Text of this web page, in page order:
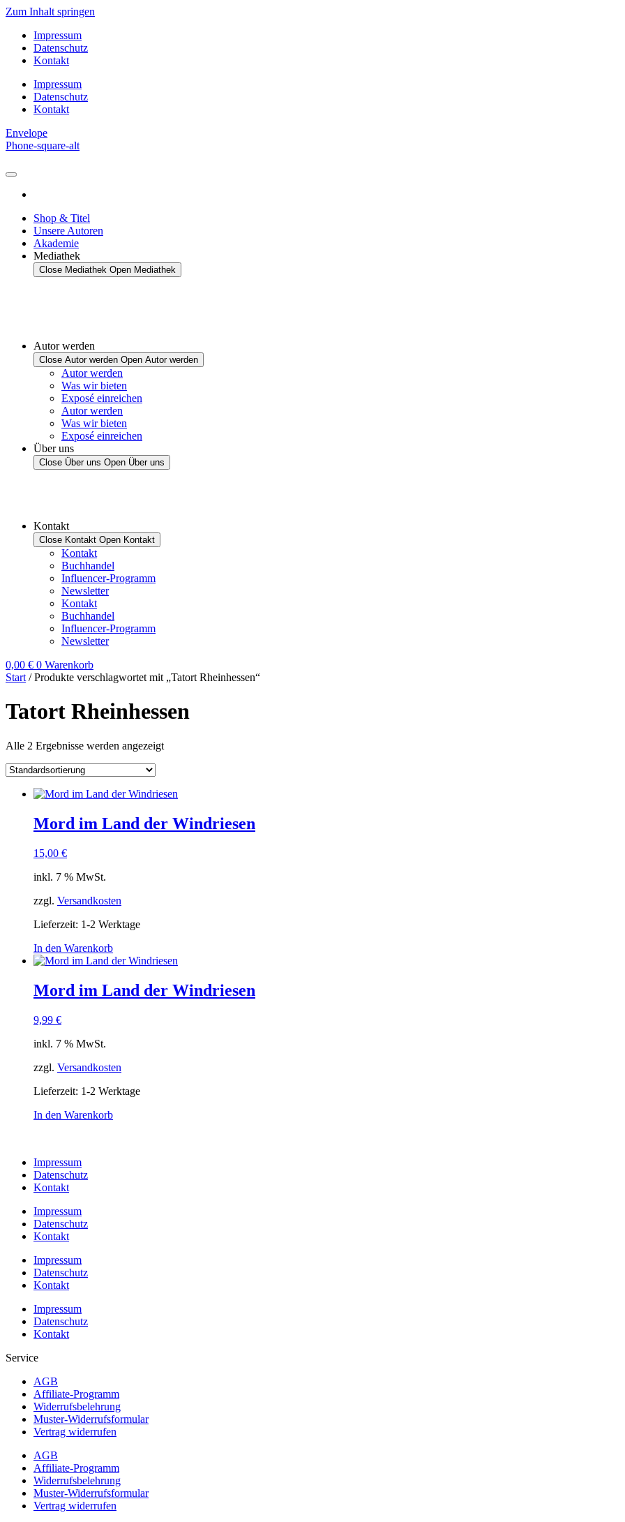
Zum Inhalt springen
Impressum
Datenschutz
Kontakt
Impressum
Datenschutz
Kontakt
Envelope
Phone-square-alt
Shop & Titel
Unsere Autoren
Akademie
Mediathek
Close Mediathek Open Mediathek
Autor werden
Close Autor werden Open Autor werden
Autor werden
Was wir bieten
Exposé einreichen
Autor werden
Was wir bieten
Exposé einreichen
Über uns
Close Über uns Open Über uns
Kontakt
Close Kontakt Open Kontakt
Kontakt
Buchhandel
Influencer-Programm
Newsletter
Kontakt
Buchhandel
Influencer-Programm
Newsletter
0,00 € 0 Warenkorb
Start / Produkte verschlagwortet mit „Tatort Rheinhessen“
Tatort Rheinhessen
Alle 2 Ergebnisse werden angezeigt
Mord im Land der Windriesen
15,00 €
inkl. 7 % MwSt.
zzgl. Versandkosten
Lieferzeit: 1-2 Werktage
In den Warenkorb
Mord im Land der Windriesen
9,99 €
inkl. 7 % MwSt.
zzgl. Versandkosten
Lieferzeit: 1-2 Werktage
In den Warenkorb
Impressum
Datenschutz
Kontakt
Impressum
Datenschutz
Kontakt
Impressum
Datenschutz
Kontakt
Impressum
Datenschutz
Kontakt
Service
AGB
Affiliate-Programm
Widerrufsbelehrung
Muster-Widerrufsformular
Vertrag widerrufen
AGB
Affiliate-Programm
Widerrufsbelehrung
Muster-Widerrufsformular
Vertrag widerrufen